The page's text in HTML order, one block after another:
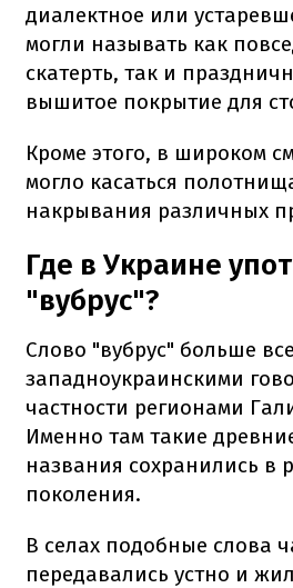
диалектное или
могли называть как
скатерть, так и
вышитое покрытие для
Кроме этого, в широком
могло касаться
накрывания различных
Где в Украине
"вубрус"?
Слово "вубрус" больше
западноукраинскими
частности регионами
Именно там такие
названия сохранились в
поколения.
В селах подобные слова
передавались устно и